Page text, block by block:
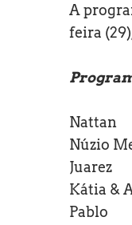
A
feira
Nattan
Núzio
Juarez
Kátia &
Pablo